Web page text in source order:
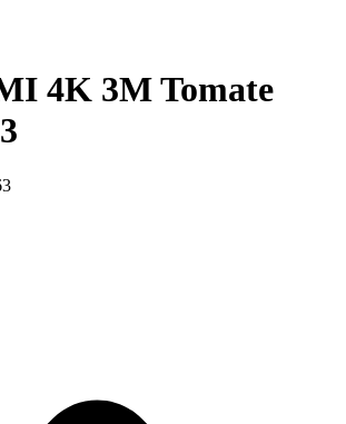
4K 3M Tomate